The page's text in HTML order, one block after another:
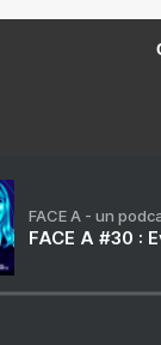
FACE A - un
FACE A #30 :